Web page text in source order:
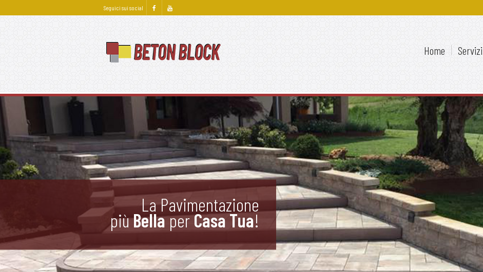
Seguici sui social
Home Servizi
La Pavimentazione
piùBellaperCasa Tua!